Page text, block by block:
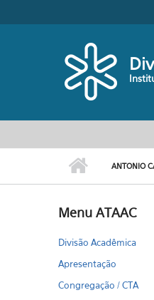
ANTONIO
Menu ATAAC
Divisão Acadêmica
Apresentação
Congregação / CTA